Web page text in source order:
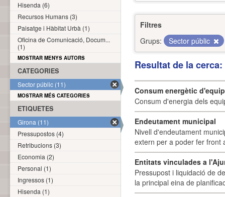
Filtres
Grups:
Sector públic
Resultat de la
Consum energètic
Consum d'energia dels
Endeutament municipal
Nivell d'endeutament
extern per a poder fer front
Entitats vinculades a
Pressupost i liquidació de
la principal eina de
Hisenda (6)
Recursos Humans (3)
Paisatge i Hàbitat Urbà (1)
Oficina de Comunicació, Docum...
(1)
MOSTRAR MENYS AUTORS
CATEGORIES
Sector públic (11)
MOSTRAR MÉS CATEGORIES
ETIQUETES
Girona (11)
Pressupostos (4)
Retribucions (3)
Economia (2)
Personal (1)
Ingressos (1)
Hisenda (1)